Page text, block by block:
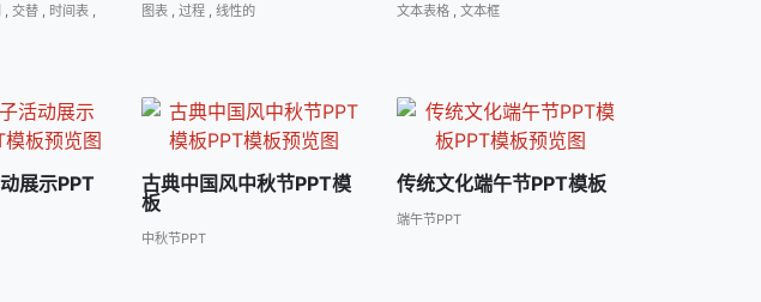
, 交替, 时间表,
图表, 过程, 线性的 文本表格 ,文本框
展示PPT
古典中国风中秋节PPT模
板
中秋节PPT
传统文化端午节PPT模板
端午节PPT